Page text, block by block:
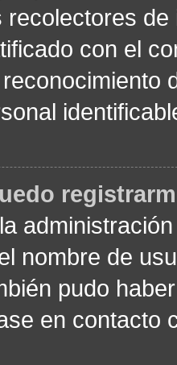
recolectores
con el
nombre de
pudo
en contacto